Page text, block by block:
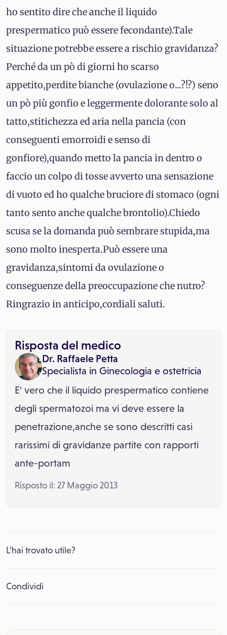
ho sentito dire che anche il liquido
prespermatico può essere fecondante).Tale
situazione potrebbe essere a rischio gravidanza?
Perché da un pò di giorni ho scarso
appetito,perdite bianche (ovulazione o...?!?) seno
un pò più gonfio e leggermente dolorante solo al
tatto,stitichezza ed aria nella pancia (con
conseguenti emorroidi e senso di
gonfiore),quando metto la pancia in dentro o
faccio un colpo di tosse avverto una sensazione
di vuoto ed ho qualche bruciore di stomaco (ogni
tanto sento anche qualche brontolio).Chiedo
scusa se la domanda può sembrare stupida,ma
sono molto inesperta.Può essere una
gravidanza,sintomi da ovulazione o
conseguenze della preoccupazione che nutro?
Ringrazio in anticipo,cordiali saluti.
Risposta del medico
Dr. Raffaele Petta
Specialista in Ginecologia e ostetricia
E' vero che il liquido prespermatico contiene
degli spermatozoi ma vi deve essere la
penetrazione,anche se sono descritti casi
rarissimi di gravidanze partite con rapporti
ante-portam
Risposto il: 27 Maggio 2013
L’hai trovato utile?
Condividi